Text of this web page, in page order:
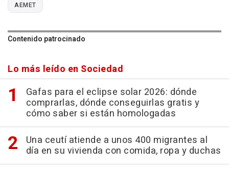
AEMET
Contenido patrocinado
Lo más leído en Sociedad
Gafas para el eclipse solar 2026: dónde
comprarlas, dónde conseguirlas gratis y
cómo saber si están homologadas
Una ceutí atiende a unos 400 migrantes al
día en su vivienda con comida, ropa y duchas